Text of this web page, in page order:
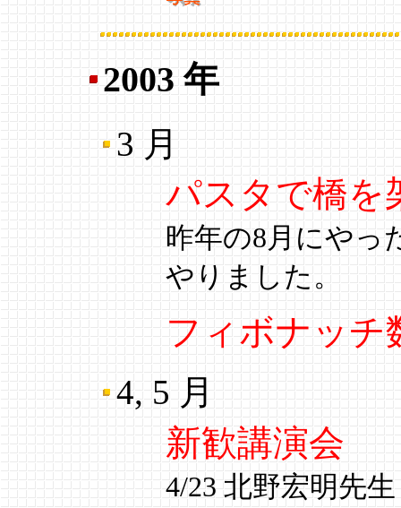
2003 年
3 月
パスタで橋を
昨年の8月にやっ
やりました。
フィボナッチ
4, 5 月
新歓講演会
4/23 北野宏明先生